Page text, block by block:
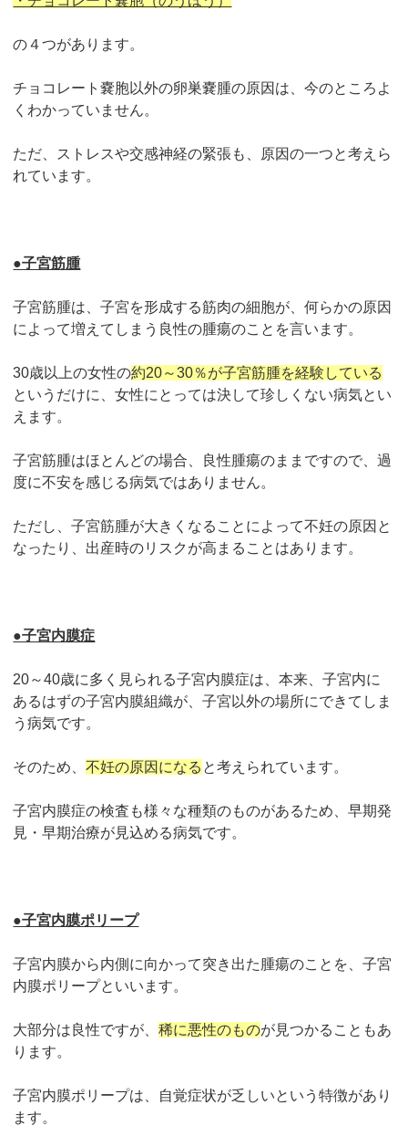
の４つがあります。
チョコレート嚢胞以外の卵巣嚢腫の原因は、今のところよ
くわかっていません。
ただ、ストレスや交感神経の緊張も、原因の一つと考えら
れています。
●子宮筋腫
子宮筋腫は、子宮を形成する筋肉の細胞が、何らかの原因
によって増えてしまう良性の腫瘍のことを言います。
30歳以上の女性の約20～30％が子宮筋腫を経験している
というだけに、女性にとっては決して珍しくない病気とい
えます。
子宮筋腫はほとんどの場合、良性腫瘍のままですので、過
度に不安を感じる病気ではありません。
ただし、子宮筋腫が大きくなることによって不妊の原因と
なったり、出産時のリスクが高まることはあります。
●子宮内膜症
20～40歳に多く見られる子宮内膜症は、本来、子宮内に
あるはずの子宮内膜組織が、子宮以外の場所にできてしま
う病気です。
そのため、不妊の原因になる と考えられています。
子宮内膜症の検査も様々な種類のものがあるため、早期発
見・早期治療が見込める病気です。
●子宮内膜ポリープ
子宮内膜から内側に向かって突き出た腫瘍のことを、子宮
内膜ポリープといいます。
大部分は良性ですが、稀に悪性のものが見つかることもあ
ります。
子宮内膜ポリープは、自覚症状が乏しいという特徴があり
ます。